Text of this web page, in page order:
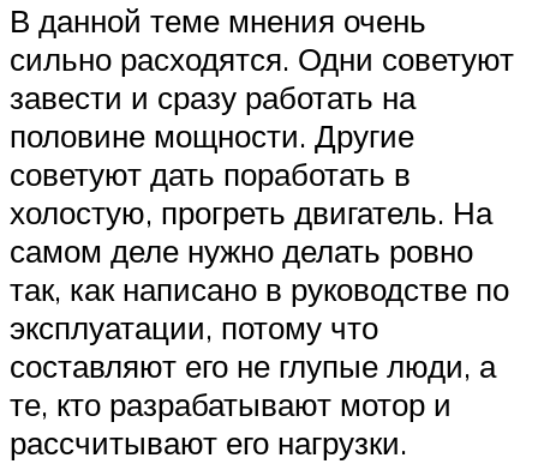
В данной теме мнения очень
сильно расходятся. Одни советуют
завести и сразу работать на
половине мощности. Другие
советуют дать поработать в
холостую, прогреть двигатель. На
самом деле нужно делать ровно
так, как написано в руководстве по
эксплуатации, потому что
составляют его не глупые люди, а
те, кто разрабатывают мотор и
рассчитывают его нагрузки.